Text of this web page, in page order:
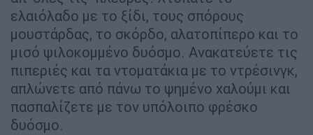
ελαιόλαδο με το ξίδι, τους σπόρους
μουστάρδας, το σκόρδο, αλατοπίπερο και το
μισό ψιλοκομμένο δυόσμο. Ανακατεύετε τις
πιπεριές και τα ντοματάκια με το ντρέσινγκ,
απλώνετε από πάνω το ψημένο χαλούμι και
πασπαλίζετε με τον υπόλοιπο φρέσκο
δυόσμο.